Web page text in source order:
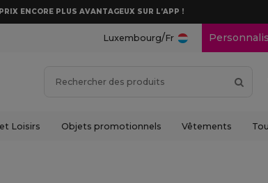
ENCORE PLUS AVANTAGEUX SUR L’APP !
Luxembourg/Fr
Loisirs Objets promotionnels Vêtements